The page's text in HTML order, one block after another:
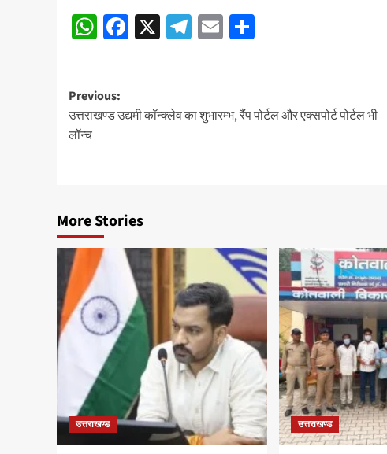
WhatsApp
Facebook
X Telegram
Email
Post
navigation
Previous:
उत्तराखण्ड उद्यमी कॉन्क्लेव का शुभारम्भ, रैंप पोर्टल और एक्सपोर्ट पोर्टल भी
लॉन्च
More Stories
उत्तराखण्ड उत्तराखण्ड